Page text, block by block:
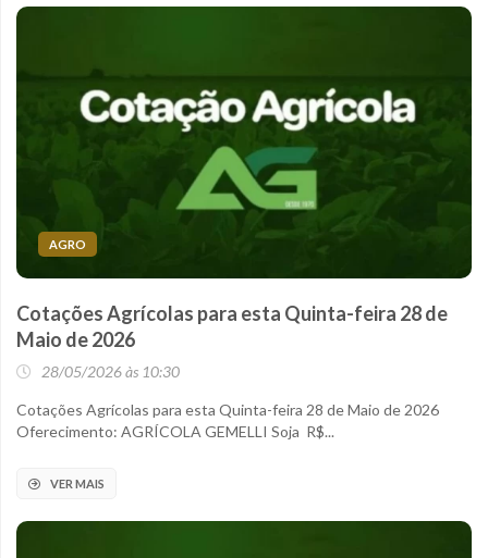
AGRO
Cotações Agrícolas para esta Quinta-feira 28 de
Maio de 2026
28/05/2026 às 10:30
Cotações Agrícolas para esta Quinta-feira 28 de Maio de 2026
Oferecimento: AGRÍCOLA GEMELLI Soja R$...
VER MAIS